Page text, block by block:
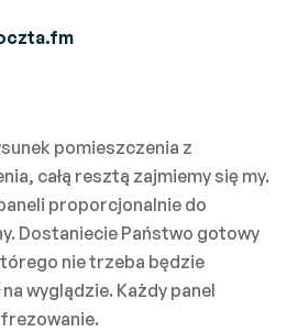
pomieszczenia z
całą resztą zajmiemy się my.
proporcjonalnie do
Dostaniecie Państwo gotowy
nie trzeba będzie
wyglądzie. Każdy panel